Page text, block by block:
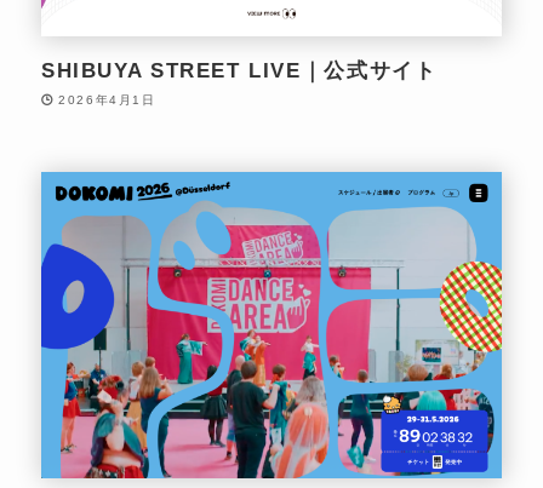
SHIBUYA STREET LIVE｜公式サイト
2026年4月1日